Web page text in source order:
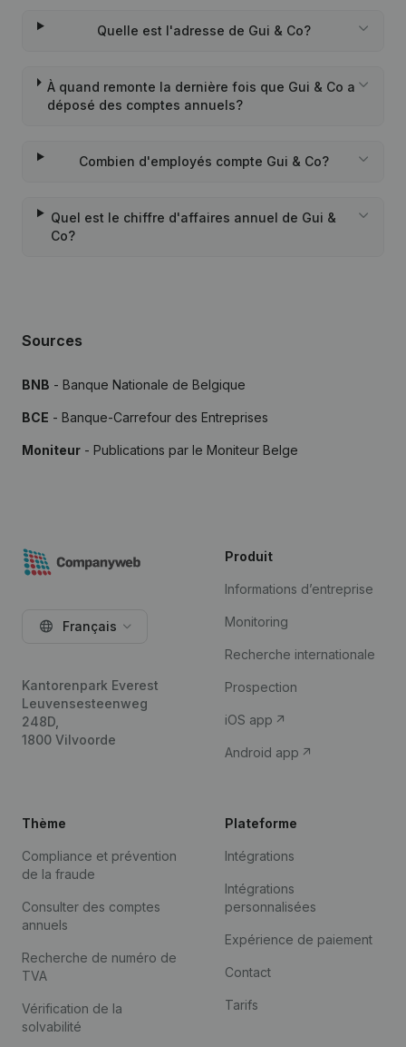
Quelle est l'adresse de Gui & Co?
À quand remonte la dernière fois que Gui & Co a
déposé des comptes annuels?
Combien d'employés compte Gui & Co?
Quel est le chiffre d'affaires annuel de Gui &
Co?
Sources
BNB - Banque Nationale de Belgique
BCE - Banque-Carrefour des Entreprises
Moniteur - Publications par le Moniteur Belge
Français
Kantorenpark Everest
Leuvensesteenweg
248D,
1800 Vilvoorde
Produit
Informations d’entreprise
Monitoring
Recherche internationale
Prospection
iOS app
Android app
Thème
Compliance et prévention
de la fraude
Consulter des comptes
annuels
Recherche de numéro de
TVA
Vérification de la
solvabilité
Plateforme
Intégrations
Intégrations
personnalisées
Expérience de paiement
Contact
Tarifs